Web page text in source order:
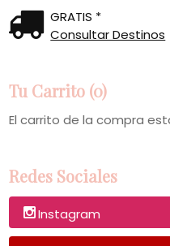
GRATIS *
Consultar Destinos
Tu Carrito (0)
El carrito de la compra
Redes Sociales
Instagram